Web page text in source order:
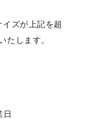
ズが上記を超
たします。
日